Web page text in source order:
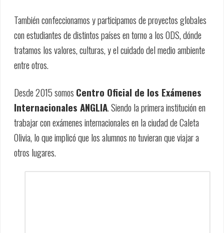
También confeccionamos y participamos de proyectos globales
con estudiantes de distintos países en torno a los ODS, dónde
tratamos los valores, culturas, y el cuidado del medio ambiente
entre otros.
Desde 2015 somos Centro Oficial de los Exámenes
Internacionales ANGLIA. Siendo la primera institución en
trabajar con exámenes internacionales en la ciudad de Caleta
Olivia, lo que implicó que los alumnos no tuvieran que viajar a
otros lugares.